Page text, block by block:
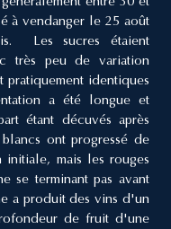
à vendanger le 25 août
Les sucres étaient
très peu de variation
identiques
a été longue et
étant décuvés après
ont progressé de
mais les rouges
se terminant pas avant
a produit des vins d'un
de fruit d'une